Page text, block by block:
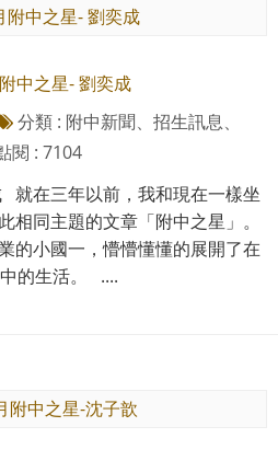
中之星- 劉奕成
分類 : 附中新聞、招生訊息、
閱 : 7104
就在三年以前，我和現在一樣坐
相同主題的文章「附中之星」。
的小國一，懵懵懂懂的展開了在
的生活。 ....